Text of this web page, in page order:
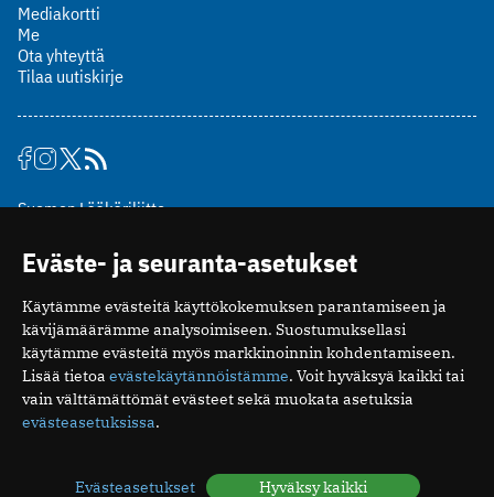
Mediakortti
Me
Ota yhteyttä
Tilaa uutiskirje
Suomen Lääkäriliitto
00510 Helsinki
puh. (09) 393 091
toimitus@potilaanlaakarilehti.fi
ISSN 2323-9476
Eväste- ja seuranta-asetukset
Käytämme evästeitä käyttökokemuksen parantamiseen ja
kävijämäärämme analysoimiseen. Suostumuksellasi
käytämme evästeitä myös markkinoinnin kohdentamiseen.
Lisää tietoa evästekäytännöistämme. Voit hyväksyä kaikki tai
vain välttämättömät evästeet sekä muokata asetuksia
evästeasetuksissa.
Evästeasetukset Hyväksy kaikki